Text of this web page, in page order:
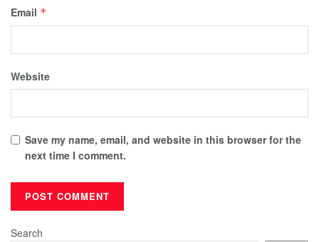
Email *
Website
Save my name, email, and website in this browser for the
next time I comment.
Search